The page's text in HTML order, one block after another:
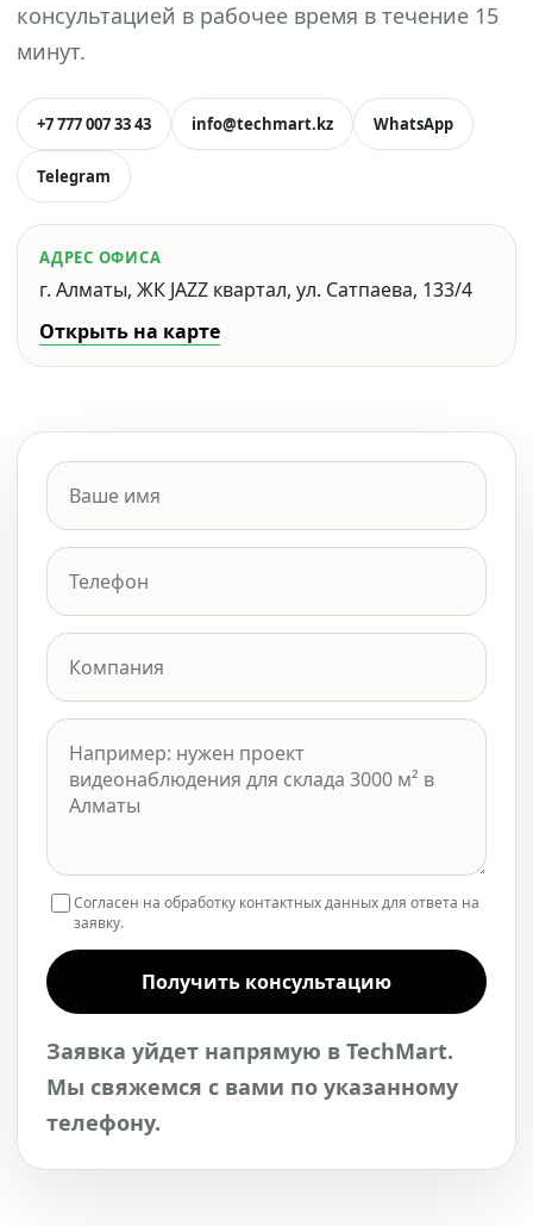
консультацией в рабочее время в течение 15
минут.
+7 777 007 33 43 info@techmart.kz WhatsApp
Telegram
АДРЕС ОФИСА
г. Алматы, ЖК JAZZ квартал, ул. Сатпаева, 133/4
Открыть на карте
Согласен на обработку контактных данных для ответа на
заявку.
Получить консультацию
Заявка уйдет напрямую в TechMart.
Мы свяжемся с вами по указанному
телефону.